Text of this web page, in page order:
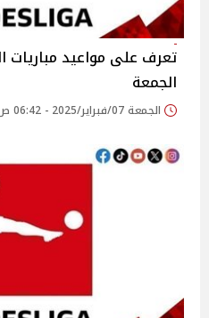
تعرف على مواعيد مباريات
الجمعة
الجمعة 07/فبراير/2025 - 06:42 ص